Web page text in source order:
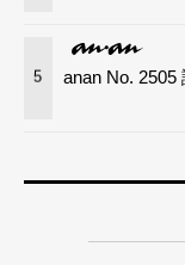
5 anan No. 2505